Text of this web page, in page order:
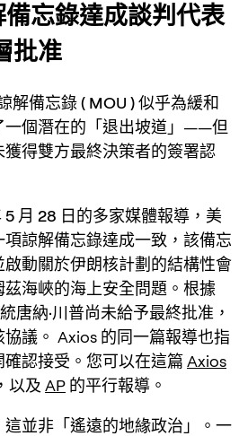
忘錄達成談判代表
批准
解備忘錄 ( MOU )似乎為緩和
一個潛在的「退出坡道」——但
獲得雙方最終決策者的簽署認
月 28 日的多家媒體報導，美
諒解備忘錄達成一致，該備忘
啟動關於伊朗核計劃的結構性會
茲海峽的海上安全問題。根據
唐納·川普尚未給予最終批准，
議。 Axios 的同一篇報導也指
認接受。您可以在這篇Axios
以及 AP 的平行報導。
並非「遙遠的地緣政治」。一